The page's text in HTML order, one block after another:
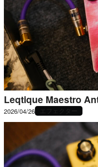
Leqtique Maestro
2026/04/26 エフェクター